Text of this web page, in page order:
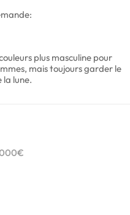
plus masculine pour
mais toujours garder le
la lune.